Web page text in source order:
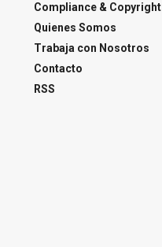
Compliance & Copyright
Quienes Somos
Trabaja con Nosotros
Contacto
RSS